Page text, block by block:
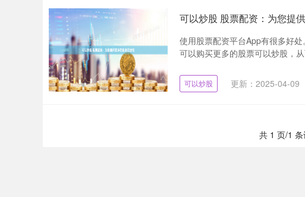
可以炒股 股票配资：为您提
使用股票配资平台App有很多好
可以购买更多的股票可以炒股，
可以炒股 更新：2025-04-09
共 1 页/1